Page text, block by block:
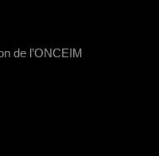
de l’ONCEIM